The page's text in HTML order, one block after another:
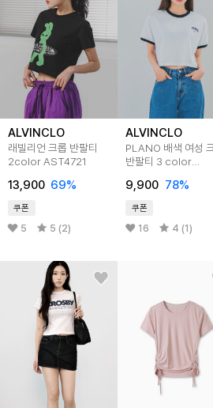
ALVINCLO
래빌리언 크롭 반팔티
2color AST4721
13,900 69%
쿠폰
5 5 (2)
ALVINCLO
PLANO 배색 여성
반팔티 3 color
9,900 78%
쿠폰
16 4 (1)